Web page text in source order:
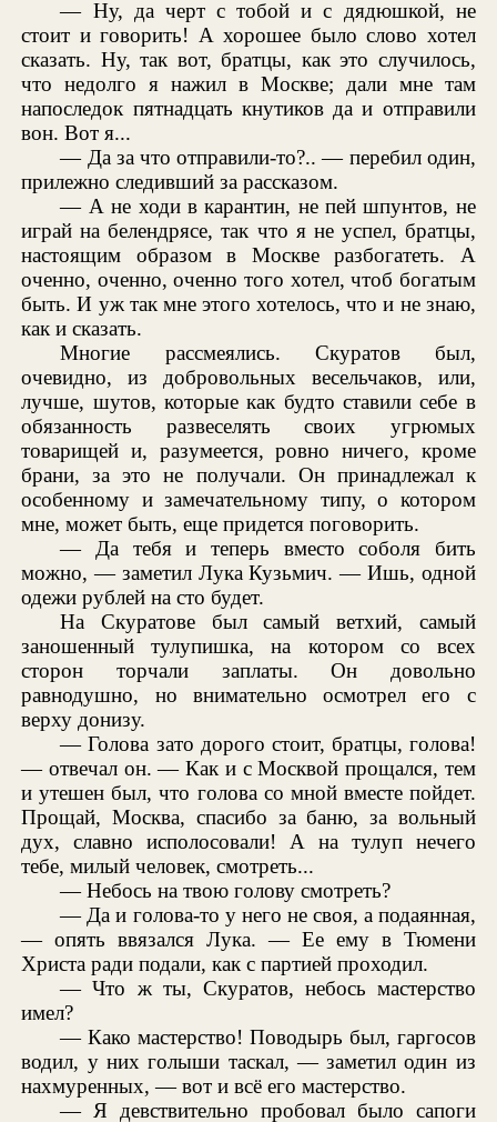
— Ну, да черт с тобой и с дядюшкой, не
стоит и говорить! А хорошее было слово хотел
сказать. Ну, так вот, братцы, как это случилось,
что недолго я нажил в Москве; дали мне там
напоследок пятнадцать кнутиков да и отправили
вон. Вот я...
— Да за что отправили-то?.. — перебил один,
прилежно следивший за рассказом.
— А не ходи в карантин, не пей шпунтов, не
играй на белендрясе, так что я не успел, братцы,
настоящим образом в Москве разбогатеть. А
оченно, оченно, оченно того хотел, чтоб богатым
быть. И уж так мне этого хотелось, что и не знаю,
как и сказать.
Многие рассмеялись. Скуратов был,
очевидно, из добровольных весельчаков, или,
лучше, шутов, которые как будто ставили себе в
обязанность развеселять своих угрюмых
товарищей и, разумеется, ровно ничего, кроме
брани, за это не получали. Он принадлежал к
особенному и замечательному типу, о котором
мне, может быть, еще придется поговорить.
— Да тебя и теперь вместо соболя бить
можно, — заметил Лука Кузьмич. — Ишь, одной
одежи рублей на сто будет.
На Скуратове был самый ветхий, самый
заношенный тулупишка, на котором со всех
сторон торчали заплаты. Он довольно
равнодушно, но внимательно осмотрел его с
верху донизу.
— Голова зато дорого стоит, братцы, голова!
— отвечал он. — Как и с Москвой прощался, тем
и утешен был, что голова со мной вместе пойдет.
Прощай, Москва, спасибо за баню, за вольный
дух, славно исполосовали! А на тулуп нечего
тебе, милый человек, смотреть...
— Небось на твою голову смотреть?
— Да и голова-то у него не своя, а подаянная,
— опять ввязался Лука. — Ее ему в Тюмени
Христа ради подали, как с партией проходил.
— Что ж ты, Скуратов, небось мастерство
имел?
— Како мастерство! Поводырь был, гаргосов
водил, у них голыши таскал, — заметил один из
нахмуренных, — вот и всё его мастерство.
— Я девствительно пробовал было сапоги